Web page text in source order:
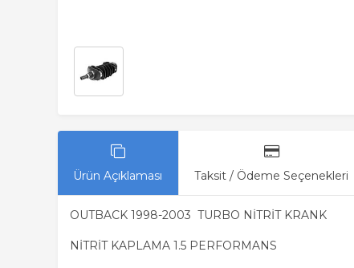
Ürün Açıklaması Taksit / Ödeme Seçenekleri
OUTBACK 1998-2003 TURBO NİTRİT KRANK
NİTRİT KAPLAMA 1.5 PERFORMANS